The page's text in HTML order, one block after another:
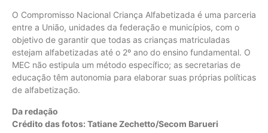
O Compromisso Nacional Criança Alfabetizada é uma parceria
entre a União, unidades da federação e municípios, com o
objetivo de garantir que todas as crianças matriculadas
estejam alfabetizadas até o 2º ano do ensino fundamental. O
MEC não estipula um método específico; as secretarias de
educação têm autonomia para elaborar suas próprias políticas
de alfabetização.
Da redação
Crédito das fotos: Tatiane Zechetto/Secom Barueri